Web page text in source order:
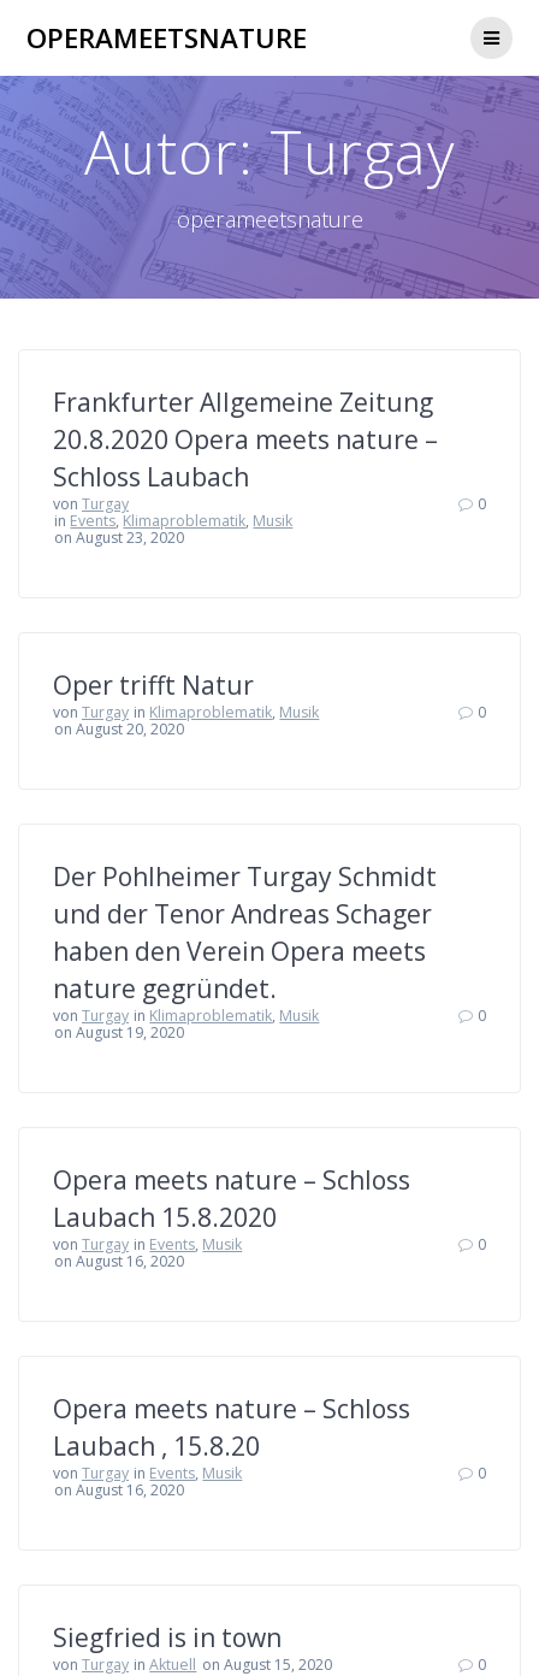
to
OPERAMEETSNATURE
Autor:Turgay
operameetsnature
Frankfurter Allgemeine Zeitung
20.8.2020 Opera meets nature –
Schloss Laubach
von Turgay
in Events, Klimaproblematik, Musik
on August 23, 2020
0
Oper trifft Natur
von Turgay in Klimaproblematik, Musik
on August 20, 2020
0
Der Pohlheimer Turgay Schmidt
und der Tenor Andreas Schager
haben den Verein Opera meets
nature gegründet.
von Turgay in Klimaproblematik, Musik
on August 19, 2020
0
Opera meets nature – Schloss
Laubach 15.8.2020
von Turgay in Events, Musik
on August 16, 2020
0
Opera meets nature – Schloss
Laubach , 15.8.20
von Turgay in Events, Musik
on August 16, 2020
0
Siegfried is in town
von Turgay inAktuell on August 15, 2020 0